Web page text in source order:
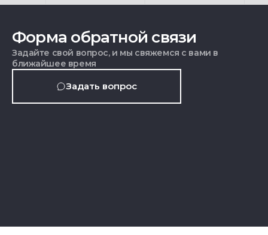
Форма обратной связи
Задайте свой вопрос, и мы свяжемся с вами в
ближайшее время
Задать вопрос